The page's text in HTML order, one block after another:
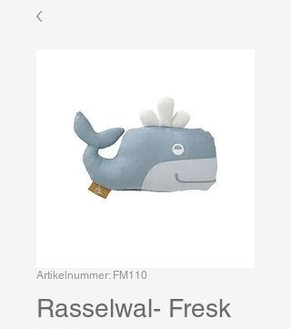
Artikelnummer: FM110
Rasselwal- Fresk